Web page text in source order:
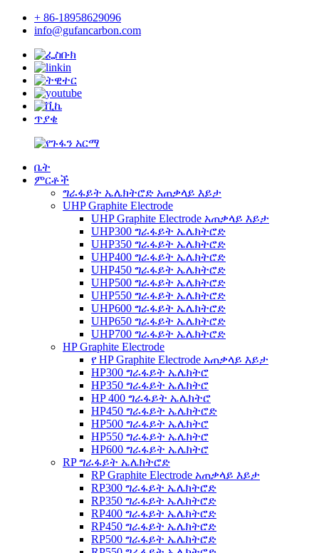
+ 86-18958629096
info@gufancarbon.com
ጥያቄ
ቤት
ምርቶች
ግራፋይት ኤሌክትሮድ አጠቃላይ እይታ
UHP Graphite Electrode
UHP Graphite Electrode አጠቃላይ እይታ
UHP300 ግራፋይት ኤሌክትሮድ
UHP350 ግራፋይት ኤሌክትሮድ
UHP400 ግራፋይት ኤሌክትሮድ
UHP450 ግራፋይት ኤሌክትሮድ
UHP500 ግራፋይት ኤሌክትሮድ
UHP550 ግራፋይት ኤሌክትሮድ
UHP600 ግራፋይት ኤሌክትሮድ
UHP650 ግራፋይት ኤሌክትሮድ
UHP700 ግራፋይት ኤሌክትሮድ
HP Graphite Electrode
የ HP Graphite Electrode አጠቃላይ እይታ
HP300 ግራፋይት ኤሌክትሮ
HP350 ግራፋይት ኤሌክትሮ
HP 400 ግራፋይት ኤሌክትሮ
HP450 ግራፋይት ኤሌክትሮድ
HP500 ግራፋይት ኤሌክትሮ
HP550 ግራፋይት ኤሌክትሮ
HP600 ግራፋይት ኤሌክትሮ
RP ግራፋይት ኤሌክትሮድ
RP Graphite Electrode አጠቃላይ እይታ
RP300 ግራፋይት ኤሌክትሮድ
RP350 ግራፋይት ኤሌክትሮድ
RP400 ግራፋይት ኤሌክትሮድ
RP450 ግራፋይት ኤሌክትሮድ
RP500 ግራፋይት ኤሌክትሮድ